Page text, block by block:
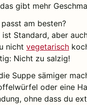
gibt mehr
am besten?
ist Standard, aber
nicht vegetarisch
Nicht zu salzig!
Suppe sämiger
oder eine
ohne dass du